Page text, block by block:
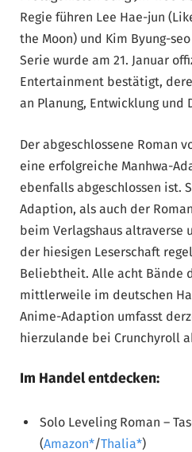
Regie führen Lee Hae-jun
the Moon) und Kim Byung-
Serie wurde am 21. Januar
Entertainment bestätigt,
an Planung, Entwicklung
Der abgeschlossene Roman
eine erfolgreiche Manhwa-
ebenfalls abgeschlossen ist.
Adaption, als auch der
beim Verlagshaus altraverse
der hiesigen Leserschaft
Beliebtheit. Alle acht Bände
mittlerweile im deutschen
Anime-Adaption umfasst
hierzulande bei Crunchyroll
Im Handel entdecken:
Solo Leveling Roman –
(Amazon /Thalia )